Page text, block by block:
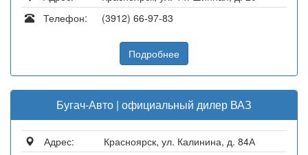
Телефон:
(3912) 66-97-83
Подробнее
Бугач-Авто | официальный дилер ВАЗ
Адрес:
Красноярск, ул. Калинина, д. 84А